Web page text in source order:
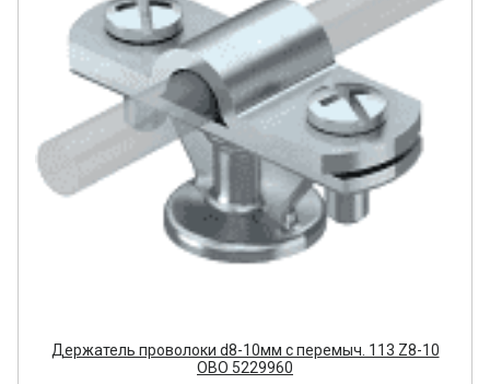
Держатель проволоки d8-10мм с перемыч. 113 Z8-10
OBO 5229960